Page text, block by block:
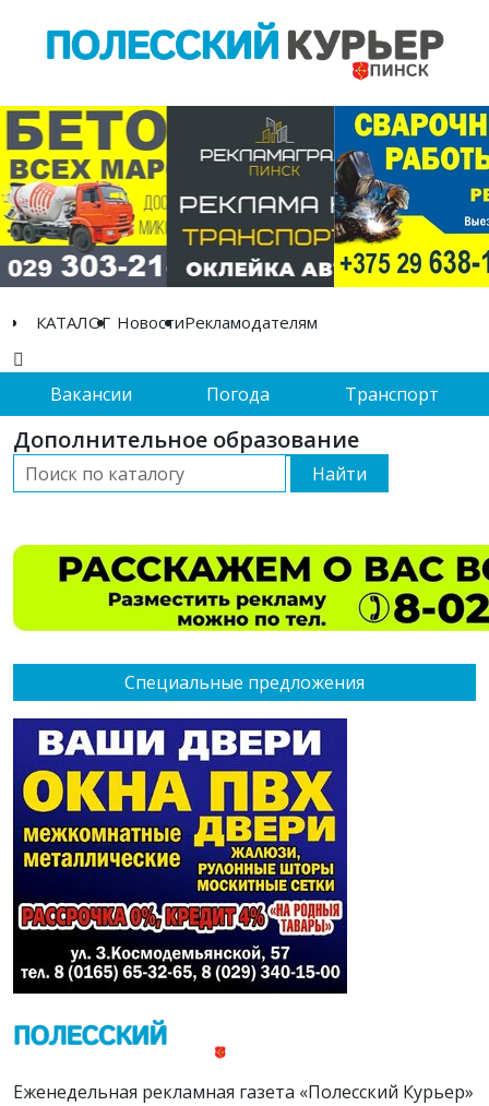
КАТАЛОГ НовостиРекламодателям
Вакансии Погода Транспорт
Специальные предложения
Дополнительное образование
Найти
Еженедельная рекламная газета «Полесский Курьер»